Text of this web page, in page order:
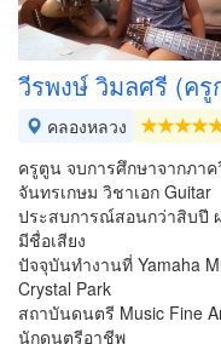
วีรพงษ์ วิมลศรี (ครู
คลองหลวง
ครูตูน จบการศึกษาจากภา
จันทรเกษม วิชาเอก Guitar
ประสบการณ์สอนกว่าสิบปี
มีชื่อเสียง
ปัจจุบันทำงานที่ Yamaha
Crystal Park
สถาบันดนตรี Music Fine
นักดนตรีอาชีพ